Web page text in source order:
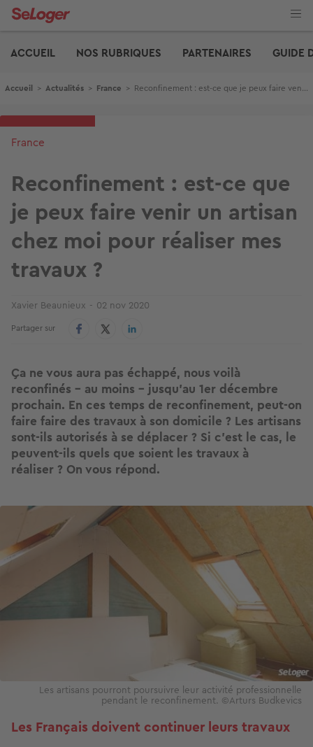
Aller
ACCUEIL
NOS RUBRIQUES PARTENAIRES GUIDE
Fil d'Ariane
Accueil > Actualités > France > Reconfinement : est-ce que je peux faire venir un artisan chez moi pour réaliser mes travaux ?
France
Reconfinement : est-ce que
je peux faire venir un artisan
chez moi pour réaliser mes
travaux ?
Xavier Beaunieux 02 nov 2020
Partager sur
Ça ne vous aura pas échappé, nous voilà
reconfinés - au moins - jusqu’au 1er décembre
prochain. En ces temps de reconfinement, peut-on
faire faire des travaux à son domicile ? Les artisans
sont-ils autorisés à se déplacer ? Si c’est le cas, le
peuvent-ils quels que soient les travaux à
réaliser ? On vous répond.
Image
Les artisans pourront poursuivre leur activité professionnelle
pendant le reconfinement. ©Arturs Budkevics
Les Français doivent continuer leurs travaux